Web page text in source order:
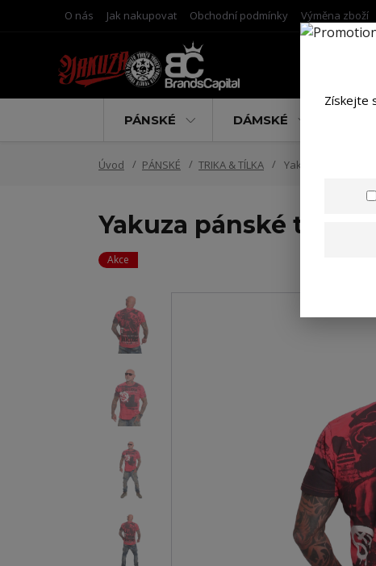
O nás Jak nakupovat Obchodní podmínky Výměna zboží
PÁNSKÉ DÁMSKÉ
Úvod PÁNSKÉ TRIKA & TÍLKA Yakuza pánské
Yakuza pánské
Akce
Získejte